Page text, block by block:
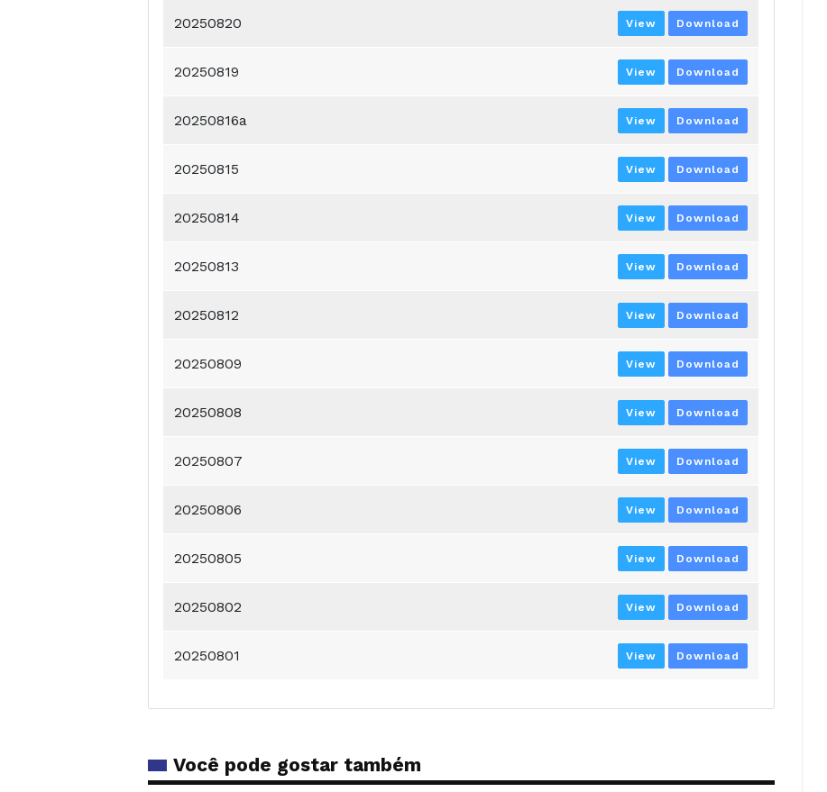
20250820 View Download
20250819 View Download
20250816a View Download
20250815 View Download
20250814 View Download
20250813 View Download
20250812 View Download
20250809 View Download
20250808 View Download
20250807 View Download
20250806 View Download
20250805 View Download
20250802 View Download
20250801 View Download
Você pode gostar também